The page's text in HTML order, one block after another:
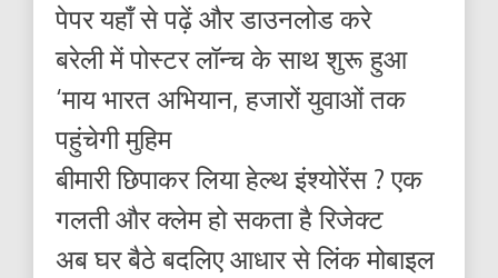
पेपर यहाँ से पढ़ें और डाउनलोड करे
बरेली में पोस्टर लॉन्च के साथ शुरू हुआ
‘माय भारत अभियान, हजारों युवाओं तक
पहुंचेगी मुहिम
बीमारी छिपाकर लिया हेल्थ इंश्योरेंस ? एक
गलती और क्लेम हो सकता है रिजेक्ट
अब घर बैठे बदलिए आधार से लिंक मोबाइल